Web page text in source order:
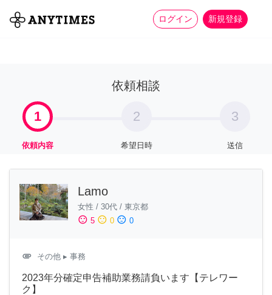
ログイン 新規登録
全て 家事 more_horiz
依頼相談
1
依頼内容
2
希望日時
3
送信
Lamo
女性 / 30代 / 東京都
sentiment_satisfied 5 sentiment_neutral 0 sentiment_dissatisfied 0
attachment その他 ▸ 事務
2023年分確定申告補助業務請負います【テレワー
ク】